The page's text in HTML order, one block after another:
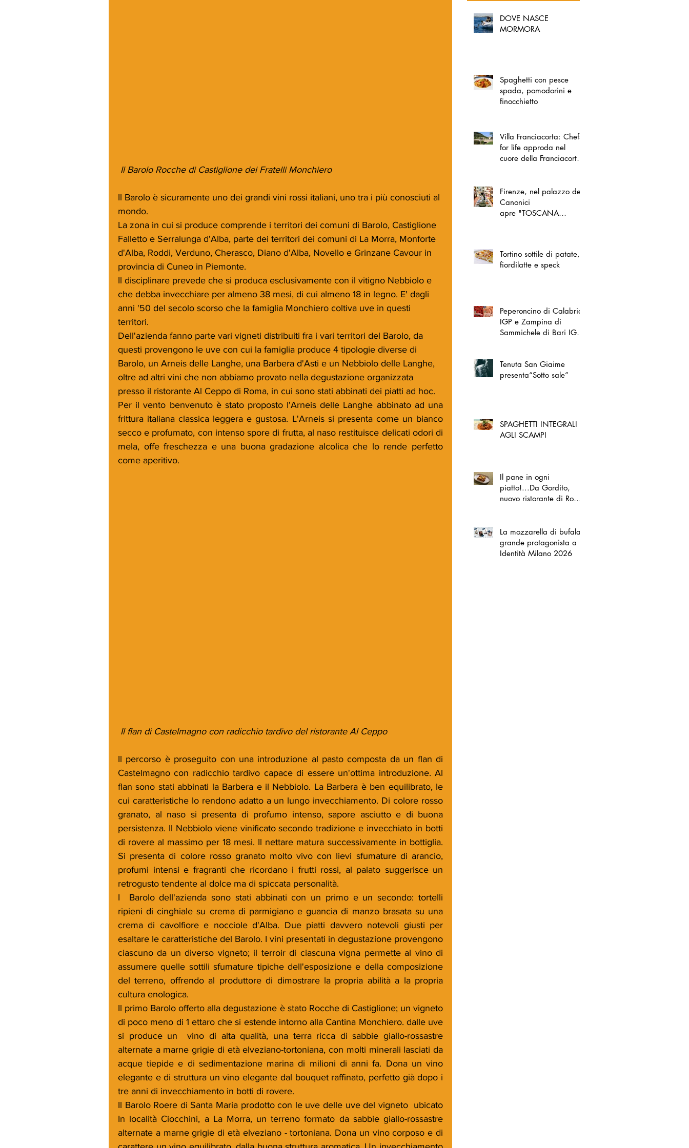
Il Barolo Rocche di Castiglione dei Fratelli Monchiero
Il Barolo è sicuramente uno dei grandi vini rossi italiani, uno tra i più conosciuti al
mondo.
La zona in cui si produce comprende i territori dei comuni di Barolo, Castiglione
Falletto e Serralunga d'Alba, parte dei territori dei comuni di La Morra, Monforte
d'Alba, Roddi, Verduno, Cherasco, Diano d'Alba, Novello e Grinzane Cavour in
provincia di Cuneo in Piemonte.
Il disciplinare prevede che si produca esclusivamente con il vitigno Nebbiolo e
che debba invecchiare per almeno 38 mesi, di cui almeno 18 in legno. E' dagli
anni '50 del secolo scorso che la famiglia Monchiero coltiva uve in questi
territori.
Dell'azienda fanno parte vari vigneti distribuiti fra i vari territori del Barolo, da
questi provengono le uve con cui la famiglia produce 4 tipologie diverse di
Barolo, un Arneis delle Langhe, una Barbera d'Asti e un Nebbiolo delle Langhe,
oltre ad altri vini che non abbiamo provato nella degustazione organizzata
presso il ristorante Al Ceppo di Roma, in cui sono stati abbinati dei piatti ad hoc.
Per il vento benvenuto è stato proposto l'Arneis delle Langhe abbinato ad una
frittura italiana classica leggera e gustosa. L'Arneis si presenta come un bianco
secco e profumato, con intenso spore di frutta, al naso restituisce delicati odori di
mela, offe freschezza e una buona gradazione alcolica che lo rende perfetto
come aperitivo.
Il flan di Castelmagno con radicchio tardivo del ristorante Al Ceppo
Il percorso è proseguito con una introduzione al pasto composta da un flan di
Castelmagno con radicchio tardivo capace di essere un'ottima introduzione. Al
flan sono stati abbinati la Barbera e il Nebbiolo. La Barbera è ben equilibrato, le
cui caratteristiche lo rendono adatto a un lungo invecchiamento. Di colore rosso
granato, al naso si presenta di profumo intenso, sapore asciutto e di buona
persistenza. Il Nebbiolo viene vinificato secondo tradizione e invecchiato in botti
di rovere al massimo per 18 mesi. Il nettare matura successivamente in bottiglia.
Si presenta di colore rosso granato molto vivo con lievi sfumature di arancio,
profumi intensi e fragranti che ricordano i frutti rossi, al palato suggerisce un
retrogusto tendente al dolce ma di spiccata personalità.
I  Barolo dell'azienda sono stati abbinati con un primo e un secondo: tortelli
ripieni di cinghiale su crema di parmigiano e guancia di manzo brasata su una
crema di cavolfiore e nocciole d'Alba. Due piatti davvero notevoli giusti per
esaltare le caratteristiche del Barolo. I vini presentati in degustazione provengono
ciascuno da un diverso vigneto; il terroir di ciascuna vigna permette al vino di
assumere quelle sottili sfumature tipiche dell'esposizione e della composizione
del terreno, offrendo al produttore di dimostrare la propria abilità a la propria
cultura enologica.
Il primo Barolo offerto alla degustazione è stato Rocche di Castiglione; un vigneto
di poco meno di 1 ettaro che si estende intorno alla Cantina Monchiero. dalle uve
si produce un  vino di alta qualità, una terra ricca di sabbie giallo-rossastre
alternate a marne grigie di età elveziano-tortoniana, con molti minerali lasciati da
acque tiepide e di sedimentazione marina di milioni di anni fa. Dona un vino
elegante e di struttura un vino elegante dal bouquet raffinato, perfetto già dopo i
tre anni di invecchiamento in botti di rovere.
Il Barolo Roere di Santa Maria prodotto con le uve delle uve del vigneto  ubicato
In località Ciocchini, a La Morra, un terreno formato da sabbie giallo-rossastre
alternate a marne grigie di età elveziano - tortoniana. Dona un vino corposo e di
DOVE NASCE
MORMORA
Spaghetti con pesce
spada, pomodorini e
finocchietto
Villa Franciacorta: Chefs
for life approda nel
cuore della Franciacorta,
Firenze, nel palazzo dei
Canonici
apre "TOSCANA
Tortino sottile di patate,
fiordilatte e speck
Peperoncino di Calabria
IGP e Zampina di
Sammichele di Bari IGP
Tenuta San Giaime
presenta“Sotto sale”
SPAGHETTI INTEGRALI
AGLI SCAMPI
Il pane in ogni
piatto!...Da Gordito,
nuovo ristorante di Roma
La mozzarella di bufala
grande protagonista a
Identità Milano 2026